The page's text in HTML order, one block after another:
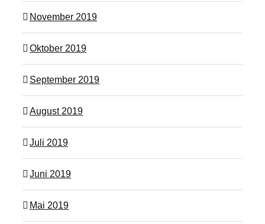
November 2019
Oktober 2019
September 2019
August 2019
Juli 2019
Juni 2019
Mai 2019